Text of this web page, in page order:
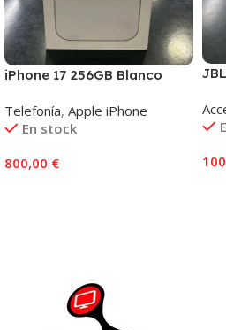
iPhone 17 256GB Blanco
Telefonía, Apple iPhone
En stock
800,00 €